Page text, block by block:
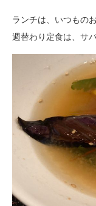
ランチは、いつもの
週替わり定食は、サ